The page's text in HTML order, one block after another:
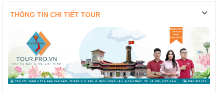
THÔNG TIN CHI TIẾT TOUR